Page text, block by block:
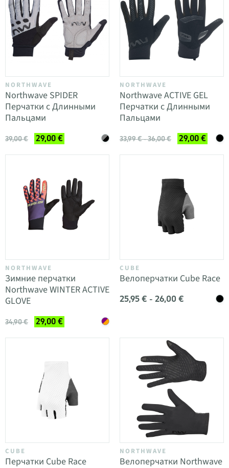
NORTHWAVE
Northwave SPIDER
Перчатки с Длинными
Пальцами
39,00 € 29,00 €
NORTHWAVE
Northwave ACTIVE GEL
Перчатки с Длинными
Пальцами
33,99 € - 36,00 € 29,00 €
NORTHWAVE
Зимние перчатки
Northwave WINTER ACTIVE
GLOVE
34,90 € 29,00 €
CUBE
Велоперчатки Cube Race
25,95 € - 26,00 €
CUBE
Перчатки Cube Race
NORTHWAVE
Велоперчатки Northwave